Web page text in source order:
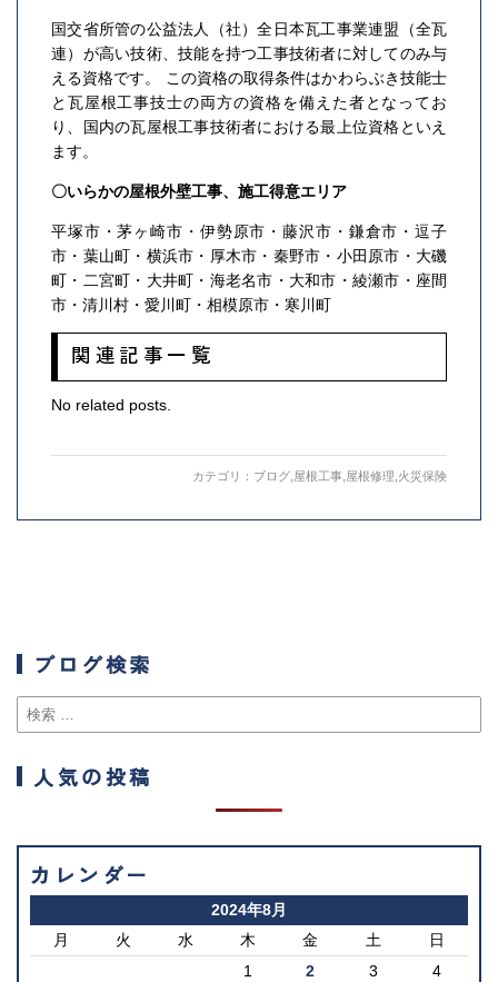
国交省所管の公益法人（社）全日本瓦工事業連盟（全瓦
連）が高い技術、技能を持つ工事技術者に対してのみ与
える資格です。 この資格の取得条件はかわらぶき技能士
と瓦屋根工事技士の両方の資格を備えた者となってお
り、国内の瓦屋根工事技術者における最上位資格といえ
ます。
〇いらかの屋根外壁工事、施工得意エリア
平塚市・茅ヶ崎市・伊勢原市・藤沢市・鎌倉市・逗子
市・葉山町・横浜市・厚木市・秦野市・小田原市・大磯
町・二宮町・大井町・海老名市・大和市・綾瀬市・座間
市・清川村・愛川町・相模原市・寒川町
関連記事一覧
No related posts.
カテゴリ： ブログ 屋根工事 屋根修理 火災保険
ブログ検索
人気の投稿
カレンダー
2024年8月
月
火 水 木 金 土 日
1 2 3
4